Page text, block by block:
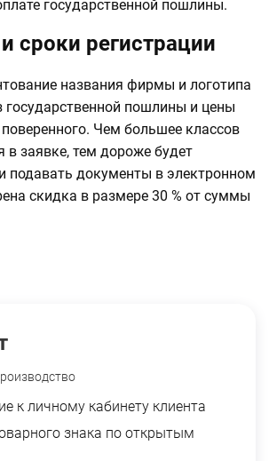
государственной пошлины.
сроки регистрации
названия фирмы и логотипа
пошлины и цены
поверенного. Чем большее классов
в заявке, тем дороже будет
подавать документы в электронном
скидка в размере 30 % от суммы
к личному кабинету клиента
знака по открытым